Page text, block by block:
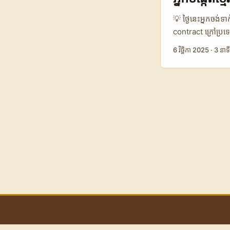
ត្រូវប្រើ data ណា
Kuaishou — អនុវ
Option C 👥
ចំនួនអ្នកប្រើសកម្ម,
និយមទិញចុងក្រោយ
💡 ថ្ងៃនេះអ្នកចង់
contract ក្រៅប្រ
ផ្ទាល់ខ្លួន។ បញ្ហា
ការសហការ? អត្
បន្ថែម insights
Snapchat
6 វិច្ឆិកា 2025 · 3 នាទី